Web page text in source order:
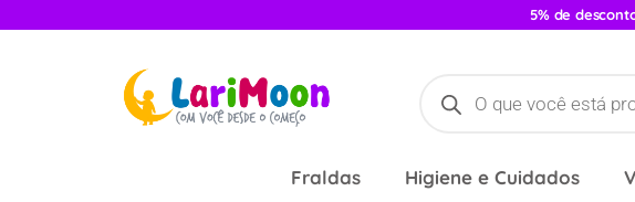
5% de
Fraldas Higiene e Cuidados